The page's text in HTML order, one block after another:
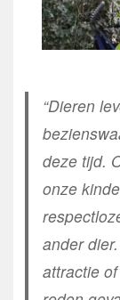
“Dieren
deze tijd.
onze
ander
attractie